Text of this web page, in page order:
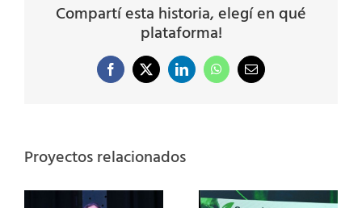
Compartí esta historia, elegí en qué
plataforma!
Facebook
X LinkedInWhatsAppCorreo
electrónico
Proyectos relacionados